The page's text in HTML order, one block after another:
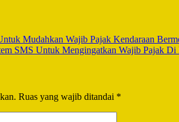
Mudahkan Wajib Pajak Kendaraan
SMS Untuk Mengingatkan Wajib Pajak Di
Ruas yang wajib ditandai *